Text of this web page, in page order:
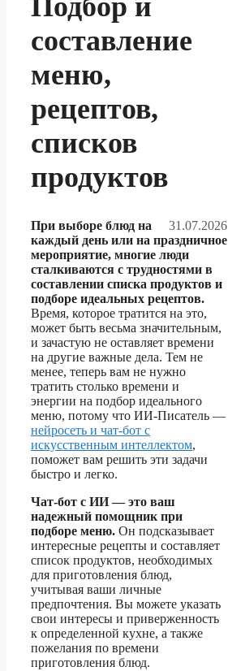
Подбор и
составление
меню,
рецептов,
списков
продуктов
31.07.2026
При выборе блюд на
каждый день или на праздничное
мероприятие, многие люди
сталкиваются с трудностями в
составлении списка продуктов и
подборе идеальных рецептов.
Время, которое тратится на это,
может быть весьма значительным,
и зачастую не оставляет времени
на другие важные дела. Тем не
менее, теперь вам не нужно
тратить столько времени и
энергии на подбор идеального
меню, потому что ИИ-Писатель —
нейросеть и чат-бот с
искусственным интеллектом,
поможет вам решить эти задачи
быстро и легко.
Чат-бот с ИИ — это ваш
надежный помощник при
подборе меню. Он подсказывает
интересные рецепты и составляет
список продуктов, необходимых
для приготовления блюд,
учитывая ваши личные
предпочтения. Вы можете указать
свои интересы и приверженность
к определенной кухне, а также
пожелания по времени
приготовления блюд.